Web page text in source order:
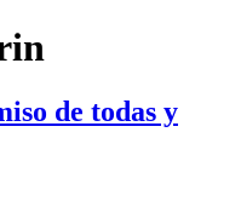
de todas y